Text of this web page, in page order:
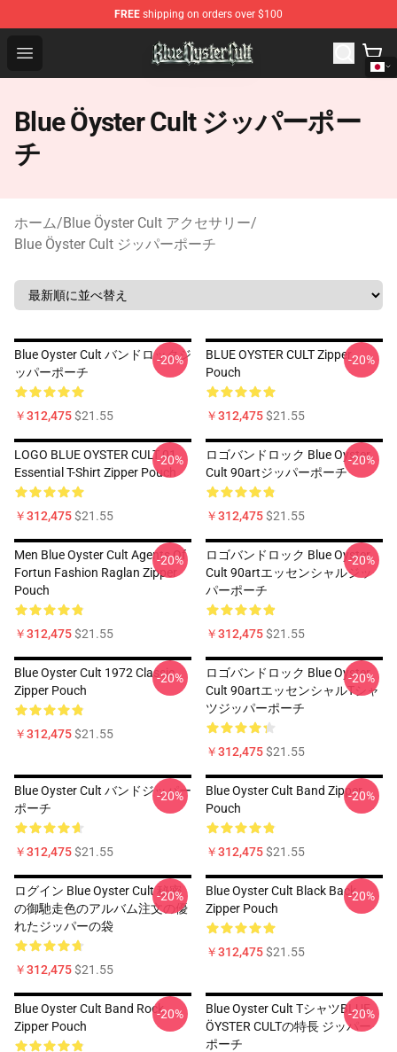
FREE shipping on orders over $100
Open menu
Blue Öyster Cult Store - Official Blue Öyster Cult
Blue Öyster Cult ジッパーポー
チ
ホーム/Blue Öyster Cult アクセサリー/
Blue Öyster Cult ジッパーポーチ
Blue Oyster Cult バンドロックジ
ッパーポーチ
￥312,475$21.55
-20%
BLUE OYSTER CULT Zipper
Pouch
￥312,475$21.55
-20%
LOGO BLUE OYSTER CULT 01
Essential T-Shirt Zipper Pouch
￥312,475$21.55
-20%
ロゴバンドロック Blue Oyster
Cult 90artジッパーポーチ
￥312,475$21.55
-20%
Men Blue Oyster Cult Agents Of
Fortun Fashion Raglan Zipper
Pouch
￥312,475$21.55
-20%
ロゴバンドロック Blue Oyster
Cult 90artエッセンシャルジッ
パーポーチ
￥312,475$21.55
-20%
Blue Oyster Cult 1972 Classic
Zipper Pouch
￥312,475$21.55
-20%
ロゴバンドロック Blue Oyster
Cult 90artエッセンシャルTシャ
ツジッパーポーチ
￥312,475$21.55
-20%
Blue Oyster Cult バンドジッパー
ポーチ
￥312,475$21.55
-20%
Blue Oyster Cult Band Zipper
Pouch
￥312,475$21.55
-20%
ログイン Blue Oyster Cult 秘密
の御馳走色のアルバム注文の優
れたジッパーの袋
￥312,475$21.55
-20%
Blue Oyster Cult Black Back
Zipper Pouch
￥312,475$21.55
-20%
Blue Oyster Cult Band Rock
Zipper Pouch
-20%
Blue Oyster Cult TシャツBLUE
ÖYSTER CULTの特長 ジッパー
ポーチ
-20%